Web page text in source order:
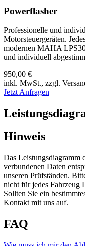
Powerflasher
Professionelle und
Motorsteuergeräten.
modernen MAHA
und individuell
950,00 €
inkl. MwSt., zzgl.
Jetzt Anfragen
Hinweis
Das Leistungsdiagramm
verbundenen Daten
unseren Prüfständen.
nicht für jedes Fahrzeug
Sollten Sie ein
Kontakt mit uns auf.
FAQ